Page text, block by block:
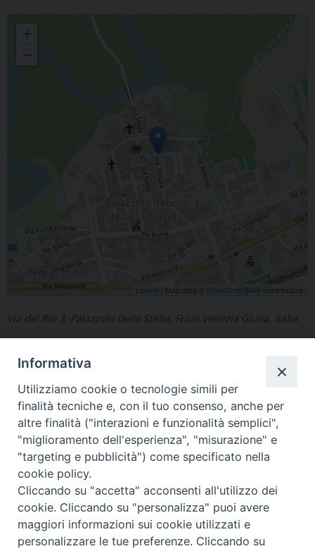
+
−
Leaflet | Map data © OpenStreetMap contributors
Via del Rio 3, Palazzolo Dello Stella, Friuli Venezia Giulia, Italia
Mione-Luint Timau
Copyright © Arcidiocesi di Udine 2018
Piazza Patriarcato, 1 - 33100 Udine (UD) Tel. 0432.414.511 - Fax
Informativa
Utilizziamo cookie o tecnologie simili per
finalità tecniche e, con il tuo consenso, anche per
altre finalità ("interazioni e funzionalità semplici",
"miglioramento dell'esperienza", "misurazione" e
"targeting e pubblicità") come specificato nella
cookie policy.
Cliccando su "accetta" acconsenti all'utilizzo dei
cookie. Cliccando su "personalizza" puoi avere
maggiori informazioni sui cookie utilizzati e
personalizzare le tue preferenze. Cliccando su